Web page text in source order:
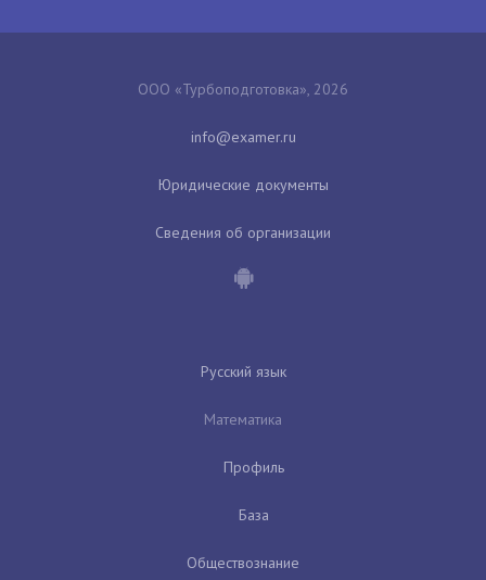
ООО «Турбоподготовка», 2026
Юридические документы
Сведения об организации
Русский язык
Математика
Профиль
База
Обществознание